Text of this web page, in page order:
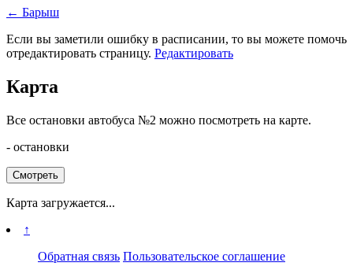
← Барыш
Если вы заметили ошибку в расписании, то вы можете помочь
отредактировать страницу. Редактировать
Карта
Все остановки автобуса №2 можно посмотреть на карте.
- остановки
Смотреть
Карта загружается...
↑
Обратная связь Пользовательское соглашение